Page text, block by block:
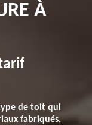
À
de toit qui
fabriqués,